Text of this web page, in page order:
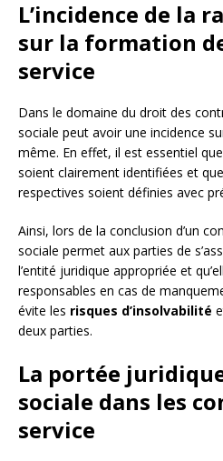
L’incidence de la
sur la formation
service
Dans le domaine du droit des
sociale peut avoir une incidence
même. En effet, il est essentiel
soient clairement identifiées et
respectives soient définies avec
Ainsi, lors de la conclusion d’un
sociale permet aux parties de
l’entité juridique appropriée et
responsables en cas de
évite les risques d’insolvabilité
deux parties.
La portée
sociale dans les
service